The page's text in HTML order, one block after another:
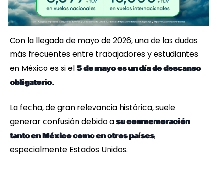
Con la llegada de mayo de 2026, una de las dudas
más frecuentes entre trabajadores y estudiantes
en México es si el 5 de mayo es un día de descanso
obligatorio.
La fecha, de gran relevancia histórica, suele
generar confusión debido asu conmemoración
tanto en México como en otros países,
especialmente Estados Unidos.